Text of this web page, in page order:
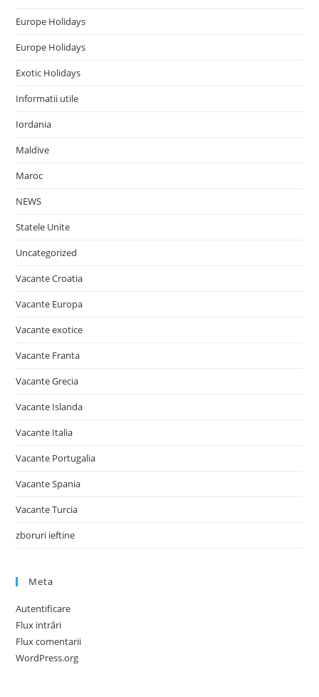
Europe Holidays
Europe Holidays
Exotic Holidays
Informatii utile
Iordania
Maldive
Maroc
NEWS
Statele Unite
Uncategorized
Vacante Croatia
Vacante Europa
Vacante exotice
Vacante Franta
Vacante Grecia
Vacante Islanda
Vacante Italia
Vacante Portugalia
Vacante Spania
Vacante Turcia
zboruri ieftine
Meta
Autentificare
Flux intrări
Flux comentarii
WordPress.org